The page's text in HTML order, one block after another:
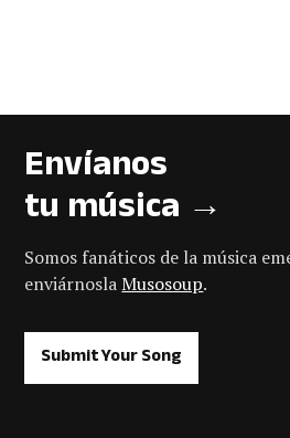
Envíanos
tu música →
Somos fanáticos de la música
enviárnoslaMusosoup.
Submit Your Song